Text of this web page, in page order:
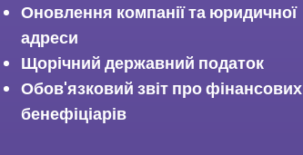
Оновлення компанії та юридичної
адреси
Щорічний державний податок
Обов'язковий звіт про фінансових
бенефіціарів